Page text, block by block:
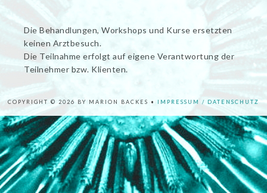
Die Behandlungen, Workshops und Kurse ersetzten
keinen Arztbesuch.
Die Teilnahme erfolgt auf eigene Verantwortung der
Teilnehmer bzw. Klienten.
COPYRIGHT © 2026 BY MARION BACKES • IMPRESSUM / DATENSCHUTZ